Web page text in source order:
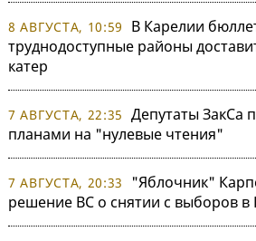
8 АВГУСТА, 10:59
В Карелии
труднодоступные районы
катер
7 АВГУСТА, 22:35 Депутаты ЗакСа
планами на "нулевые чтения"
7 АВГУСТА, 20:33
"Яблочник"
решение ВС о снятии с выборов в